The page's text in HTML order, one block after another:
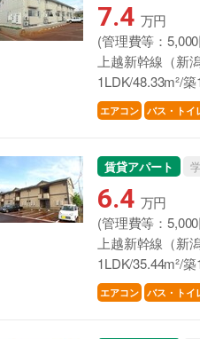
7.4 万円
(管理費等：
上越新幹線（新
1LDK/48.33m²/
エアコン バス・トイ
賃貸アパート
6.4 万円
(管理費等：
上越新幹線（新
1LDK/35.44m²/
エアコン バス・トイ